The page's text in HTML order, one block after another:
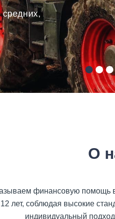
средних,
в
или
у Вас
без
О
финансовую помощь
12 лет, соблюдая высокие
индивидуальный